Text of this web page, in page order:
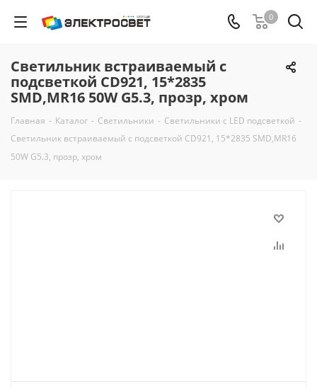
0
Светильник встраиваемый с
подсветкой CD921, 15*2835
SMD,MR16 50W G5.3, прозр, хром
Главная - Каталог - Светильники - Светильники с LED подсветкой -
Светильник встраиваемый с подсветкой CD921, 15*2835 SMD,MR16
50W G5.3, прозр, хром